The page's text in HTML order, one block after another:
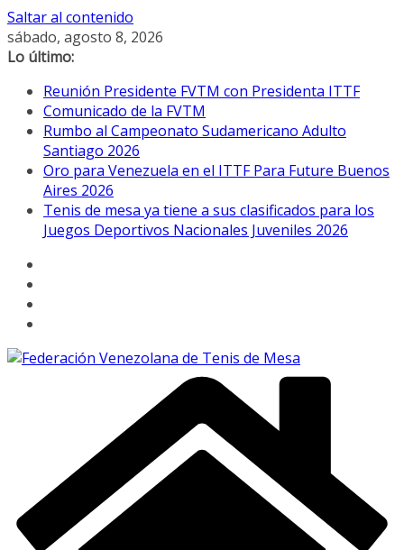
Saltar al contenido
sábado, agosto 8, 2026
Lo último:
Reunión Presidente FVTM con Presidenta ITTF
Comunicado de la FVTM
Rumbo al Campeonato Sudamericano Adulto
Santiago 2026
Oro para Venezuela en el ITTF Para Future Buenos
Aires 2026
Tenis de mesa ya tiene a sus clasificados para los
Juegos Deportivos Nacionales Juveniles 2026